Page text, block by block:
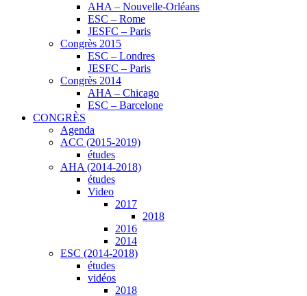
AHA – Nouvelle-Orléans
ESC – Rome
JESFC – Paris
Congrès 2015
ESC – Londres
JESFC – Paris
Congrès 2014
AHA – Chicago
ESC – Barcelone
CONGRÈS
Agenda
ACC (2015-2019)
études
AHA (2014-2018)
études
Video
2017
2018
2016
2014
ESC (2014-2018)
études
vidéos
2018